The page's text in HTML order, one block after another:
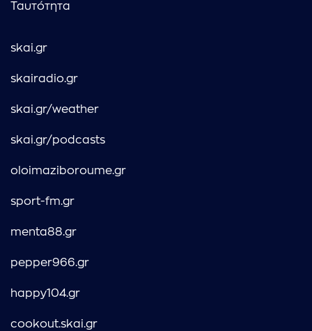
Ταυτότητα
skai.gr
skairadio.gr
skai.gr/weather
skai.gr/podcasts
oloimaziboroume.gr
sport-fm.gr
menta88.gr
pepper966.gr
happy104.gr
cookout.skai.gr